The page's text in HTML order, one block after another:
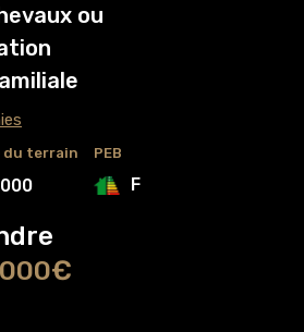
ou
du terrain PEB
F